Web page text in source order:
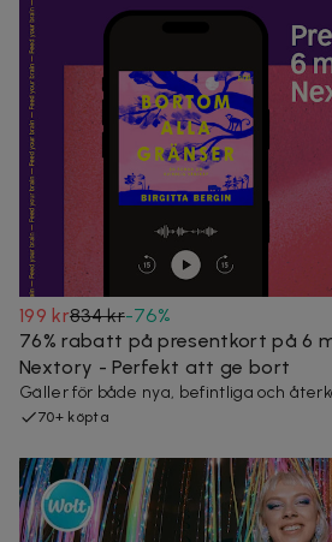
199 kr834 kr-76%
76% rabatt på presentkort på 6
Nextory - Perfekt att ge bort
Gäller för både nya, befintliga och
70+ köpta